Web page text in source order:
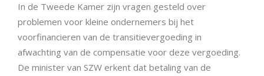
In de Tweede Kamer zijn vragen gesteld over
problemen voor kleine ondernemers bij het
voorfinancieren van de transitievergoeding in
afwachting van de compensatie voor deze vergoeding.
De minister van SZW erkent dat betaling van de